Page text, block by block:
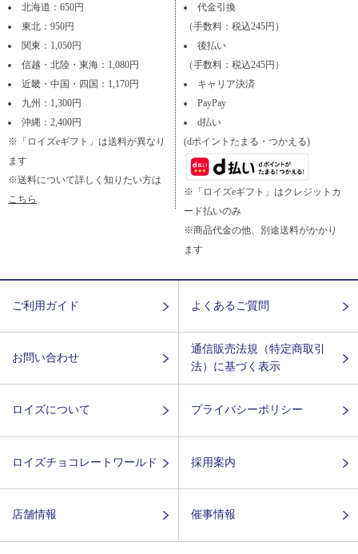
北海道：650円
東北：950円
関東：1,050円
信越・北陸・東海：1,080円
近畿・中国・四国：1,170円
九州：1,300円
沖縄：2,400円
※「ロイズeギフト」は送料が異なり
ます
※送料について詳しく知りたい方は
こちら
代金引換
（手数料：税込245円）
後払い
（手数料：税込245円）
キャリア決済
PayPay
d払い
(dポイントたまる・つかえる)
※「ロイズeギフト」はクレジットカ
ード払いのみ
※商品代金の他、別途送料がかかり
ます
ご利用ガイド よくあるご質問
お問い合わせ
通信販売法規（特定商取引
法）に基づく表示
ロイズについて プライバシーポリシー
ロイズチョコレートワールド 採用案内
店舗情報 催事情報